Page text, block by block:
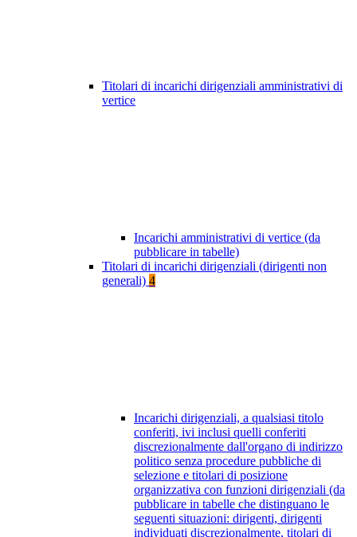
Titolari di incarichi dirigenziali amministrativi di
vertice
Incarichi amministrativi di vertice (da
pubblicare in tabelle)
Titolari di incarichi dirigenziali (dirigenti non
generali) 4
Incarichi dirigenziali, a qualsiasi titolo
conferiti, ivi inclusi quelli conferiti
discrezionalmente dall'organo di indirizzo
politico senza procedure pubbliche di
selezione e titolari di posizione
organizzativa con funzioni dirigenziali (da
pubblicare in tabelle che distinguano le
seguenti situazioni: dirigenti, dirigenti
individuati discrezionalmente, titolari di